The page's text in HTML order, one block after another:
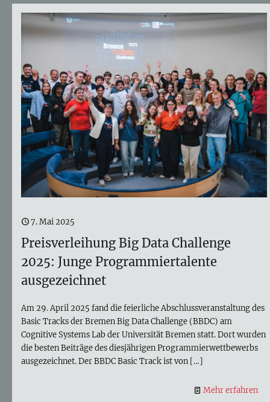
7. Mai 2025
Preisverleihung Big Data Challenge
2025: Junge Programmiertalente
ausgezeichnet
Am 29. April 2025 fand die feierliche Abschlussveranstaltung des
Basic Tracks der Bremen Big Data Challenge (BBDC) am
Cognitive Systems Lab der Universität Bremen statt. Dort wurden
die besten Beiträge des diesjährigen Programmierwettbewerbs
ausgezeichnet. Der BBDC Basic Track ist von […]
Mehr erfahren